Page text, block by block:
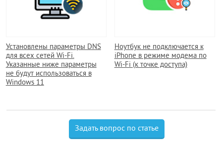
Установлены параметры DNS
для всех сетей Wi-Fi.
Указанные ниже параметры
не будут использоваться в
Windows 11
Ноутбук не подключается к
iPhone в режиме модема по
Wi-Fi (к точке доступа)
Задать вопрос по статье